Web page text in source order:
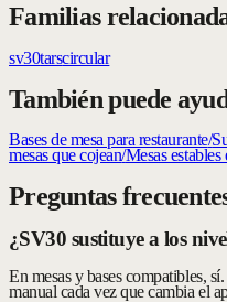
Familias
sv30tarscircular
También puede
Bases de mesa para restaurante/
mesas que cojean/Mesas estables
Preguntas
¿SV30 sustituye a los
En mesas y bases compatibles,
manual cada vez que cambia el